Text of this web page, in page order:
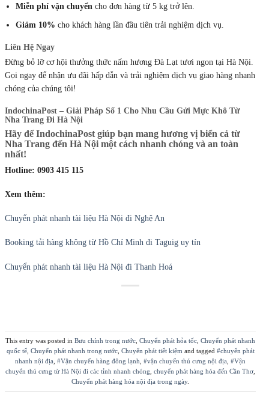
Miễn phí vận chuyển cho đơn hàng từ 5 kg trở lên.
Giảm 10% cho khách hàng lần đầu tiên trải nghiệm dịch vụ.
Liên Hệ Ngay
Đừng bỏ lỡ cơ hội thưởng thức nấm hương Đà Lạt tươi ngon tại Hà Nội.
Gọi ngay để nhận ưu đãi hấp dẫn và trải nghiệm dịch vụ giao hàng nhanh
chóng của chúng tôi!
IndochinaPost – Giải Pháp Số 1 Cho Nhu Cầu Gửi Mực Khô Từ
Nha Trang Đi Hà Nội
Hãy để IndochinaPost giúp bạn mang hương vị biển cả từ
Nha Trang đến Hà Nội một cách nhanh chóng và an toàn
nhất!
Hotline: 0903 415 115
Xem thêm:
Chuyển phát nhanh tài liệu Hà Nội đi Nghệ An
Booking tải hàng không từ Hồ Chí Minh đi Taguig uy tín
Chuyển phát nhanh tài liệu Hà Nội đi Thanh Hoá
This entry was posted in Bưu chính trong nước Chuyển phát hỏa tốc Chuyển phát nhanh
quốc tế, Chuyển phát nhanh trong nước, Chuyển phát tiết kiệm and tagged #chuyển phát
nhanh nội địa #Vận chuyển hàng đông lạnh #vận chuyển thú cưng nội địa #Vận
chuyển thú cưng từ Hà Nội đi các tỉnh nhanh chóng chuyển phát hàng hóa đến Cần Thơ
Chuyển phát hàng hóa nội địa trong ngày.